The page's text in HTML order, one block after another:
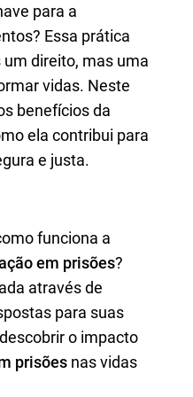
para a
Essa prática
direito, mas uma
vidas. Neste
benefícios da
ela contribui para
e justa.
funciona a
em prisões?
através de
para suas
o impacto
prisões nas vidas